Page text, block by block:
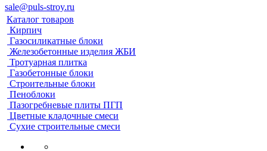
sale@puls-stroy.ru
Каталог товаров
Кирпич
Газосиликатные блоки
Железобетонные изделия ЖБИ
Тротуарная плитка
Газобетонные блоки
Строительные блоки
Пеноблоки
Пазогребневые плиты ПГП
Цветные кладочные смеси
Сухие строительные смеси